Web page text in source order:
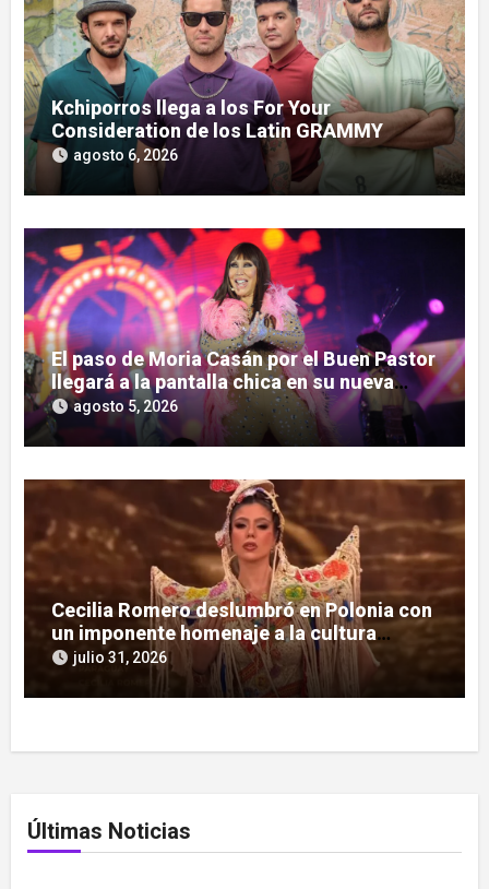
Kchiporros llega a los For Your
Consideration de los Latin GRAMMY
agosto 6, 2026
El paso de Moria Casán por el Buen Pastor
llegará a la pantalla chica en su nueva
serie documental
agosto 5, 2026
Cecilia Romero deslumbró en Polonia con
un imponente homenaje a la cultura
guaraní
julio 31, 2026
Últimas Noticias